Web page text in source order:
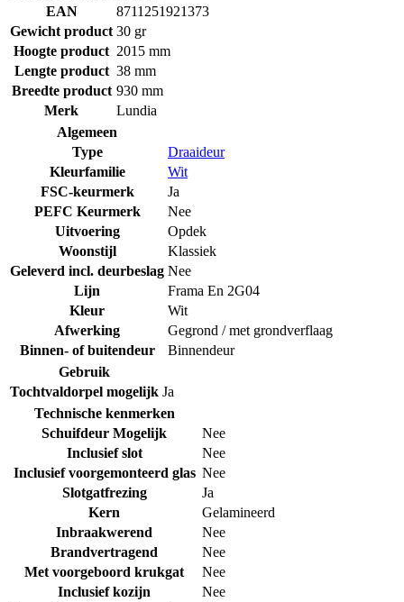
EAN
8711251921373
Gewicht product 30 gr
Hoogte product 2015 mm
Lengte product 38 mm
Breedte product 930 mm
Merk
Lundia
Algemeen
Type
Draaideur
Kleurfamilie
Wit
FSC-keurmerk
Ja
PEFC Keurmerk
Nee
Uitvoering
Opdek
Woonstijl
Klassiek
Geleverd incl. deurbeslag Nee
Lijn
Frama En 2G04
Kleur
Wit
Afwerking
Gegrond / met grondverflaag
Binnen- of buitendeur
Binnendeur
Gebruik
Tochtvaldorpel mogelijk Ja
Technische kenmerken
Schuifdeur Mogelijk
Nee
Inclusief slot
Nee
Inclusief voorgemonteerd glas Nee
Slotgatfrezing
Ja
Kern
Gelamineerd
Inbraakwerend
Nee
Brandvertragend
Nee
Met voorgeboord krukgat
Nee
Inclusief kozijn
Nee